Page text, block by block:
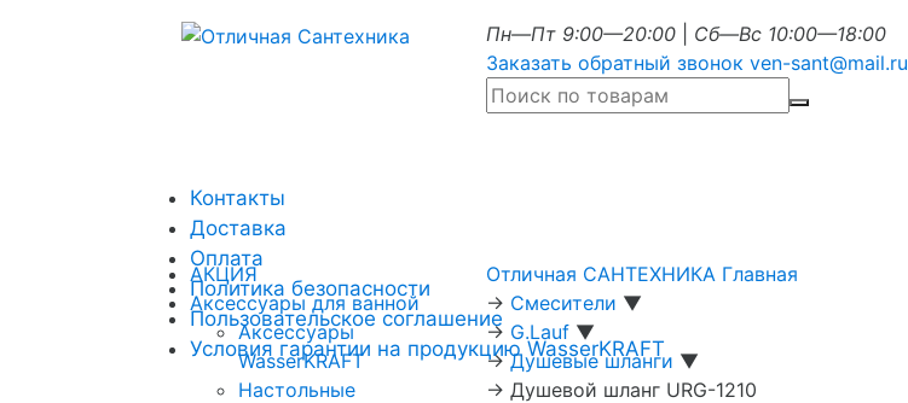
Пн—Пт 9:00—20:00
Сб—Вс 10:00—18:00
Заказать обратный звонок ven-sant@mail.ru
Контакты
Доставка
Оплата
Политика безопасности
Пользовательское соглашение
Условия гарантии на продукцию WasserKRAFT
АКЦИЯ
Аксессуары для ванной
Аксессуары
WasserKRAFT
Настольные
Отличная САНТЕХНИКА Главная
→ Смесители ▼
→ G.Lauf ▼
→ Душевые шланги ▼
→ Душевой шланг URG-1210